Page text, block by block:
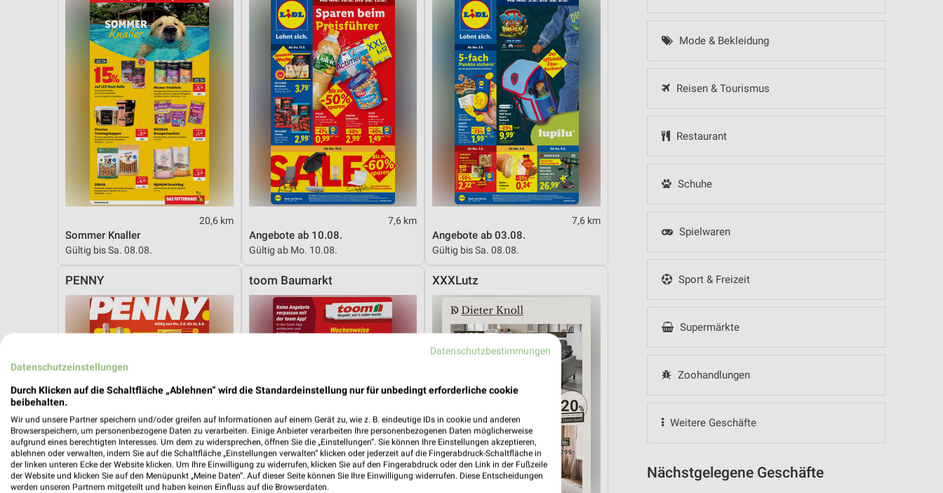
Mode & Bekleidung
Reisen & Tourismus
Restaurant
Schuhe
Spielwaren
Sport & Freizeit
Supermärkte
Zoohandlungen
Weitere Geschäfte
Nächstgelegene Geschäfte
20,6 km
Sommer Knaller
Gültig bis Sa. 08.08.
7,6 km
Angebote ab 10.08.
Gültig ab Mo. 10.08.
7,6 km
Angebote ab 03.08.
Gültig bis Sa. 08.08.
PENNY toom Baumarkt XXXLutz
Datenschutzbestimmungen
Datenschutzeinstellungen
Durch Klicken auf die Schaltfläche „Ablehnen“ wird die Standardeinstellung nur für unbedingt erforderliche cookie
beibehalten.
Wir und unsere Partner speichern und/oder greifen auf Informationen auf einem Gerät zu, wie z. B. eindeutige IDs in cookie und anderen
Browserspeichern, um personenbezogene Daten zu verarbeiten. Einige Anbieter verarbeiten Ihre personenbezogenen Daten möglicherweise
aufgrund eines berechtigten Interesses. Um dem zu widersprechen, öffnen Sie die „Einstellungen“. Sie können Ihre Einstellungen akzeptieren,
ablehnen oder verwalten, indem Sie auf die Schaltfläche „Einstellungen verwalten“ klicken oder jederzeit auf die Fingerabdruck-Schaltfläche in
der linken unteren Ecke der Website klicken. Um Ihre Einwilligung zu widerrufen, klicken Sie auf den Fingerabdruck oder den Link in der Fußzeile
der Website und klicken Sie auf den Menüpunkt „Meine Daten“. Auf dieser Seite können Sie Ihre Einwilligung widerrufen. Diese Entscheidungen
werden unseren Partnern mitgeteilt und haben keinen Einfluss auf die Browserdaten.